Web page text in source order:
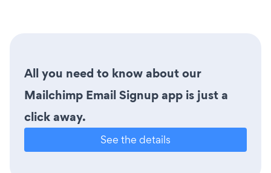
All you need to know about our
Mailchimp Email Signup app is just a
click away.
See the details